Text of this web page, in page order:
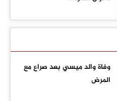
وفاة والد ميسي بعد صراع مع
المرض